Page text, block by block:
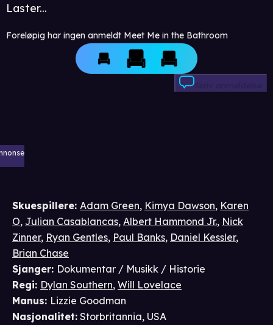
Laster...
Foreløpig har ingen anmeldt Meet Me in the Bathroom
Skriv anmeldelse
Skuespillere: Adam Green, Kimya Dawson, Karen
O, Julian Casablancas, Albert Hammond Jr., Nick
Zinner, Ryan Gentles, Paul Banks, Daniel Kessler,
Brian Chase
Sjanger: Dokumentar / Musikk / Historie
Regi: Dylan Southern, Will Lovelace
Manus: Lizzie Goodman
Nasjonalitet: Storbritannia, USA